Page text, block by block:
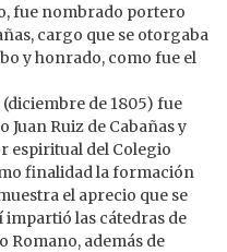
fue nombrado portero
cargo que se otorgaba
y honrado, como fue el
de 1805) fue
Ruiz de Cabañas y
espiritual del Colegio
finalidad la formación
el aprecio que se
las cátedras de
Romano, además de